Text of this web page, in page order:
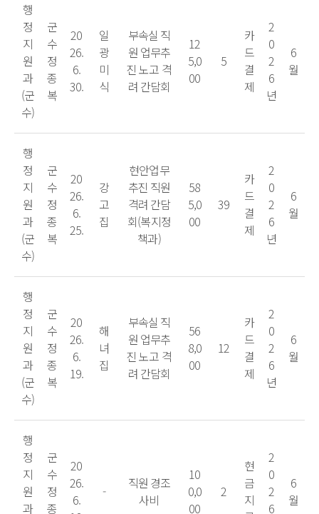
행
정
지
원
과
(군
수)
군
수
정
종
복
20
26.
6.
30.
일
광
미
식
부속실 직
원 업무추
진 노고 격
려 간담회
12
5,0
00
5
카
드
결
제
2
0
2
6
년
6
월
행
정
지
원
과
(군
수)
군
수
정
종
복
20
26.
6.
25.
강
고
집
현안업무
추진 직원
격려 간담
회(복지정
책과)
58
5,0
00
39
카
드
결
제
2
0
2
6
년
6
월
행
정
지
원
과
(군
수)
군
수
정
종
복
20
26.
6.
19.
해
녀
집
부속실 직
원 업무추
진 노고 격
려 간담회
56
8,0
00
12
카
드
결
제
2
0
2
6
년
6
월
행
정
지
원
과
군
수
정
종
20
26.
6.
-
직원 경조
사비
10
0,0
00
2
현
금
지
2
0
2
6
6
월